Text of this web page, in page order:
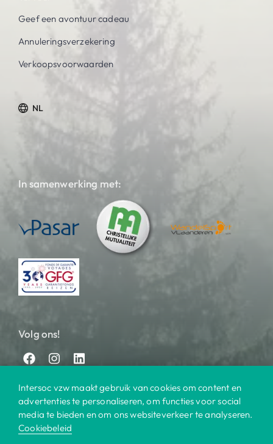
Geef een avontuur cadeau
Annuleringsverzekering
Verkoopsvoorwaarden
NL
In samenwerking met:
Volg ons!
Intersoc vzw maakt gebruik van cookies om content en
advertenties te personaliseren, om functies voor social
media te bieden en om ons websiteverkeer te analyseren.
Cookiebeleid